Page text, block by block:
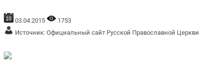
03.04.2015
1753
Источник: Официальный сайт Русской Православной Церкви